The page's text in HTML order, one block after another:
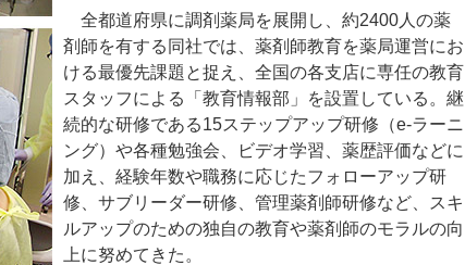
全都道府県に調剤薬局を展開し、約2400人の薬
剤師を有する同社では、薬剤師教育を薬局運営にお
ける最優先課題と捉え、全国の各支店に専任の教育
スタッフによる「教育情報部」を設置している。継
続的な研修である15ステップアップ研修（e‐ラーニ
ング）や各種勉強会、ビデオ学習、薬歴評価などに
加え、経験年数や職務に応じたフォローアップ研
修、サブリーダー研修、管理薬剤師研修など、スキ
ルアップのための独自の教育や薬剤師のモラルの向
上に努めてきた。